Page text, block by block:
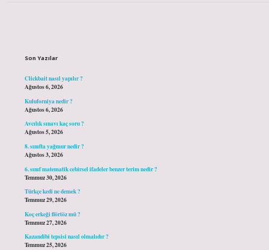
Son Yazılar
Clickbait nasıl yapılır ?
Ağustos 6, 2026
Kuluforniya nedir ?
Ağustos 6, 2026
Avcılık sınavı kaç soru ?
Ağustos 5, 2026
8. sınıfta yağmur nedir ?
Ağustos 3, 2026
6. sınıf matematik cebirsel ifadeler benzer terim nedir ?
Temmuz 30, 2026
Türkçe kedi ne demek ?
Temmuz 29, 2026
Koç erkeği flörtöz mü ?
Temmuz 27, 2026
Kazandibi tepsisi nasıl olmalıdır ?
Temmuz 25, 2026